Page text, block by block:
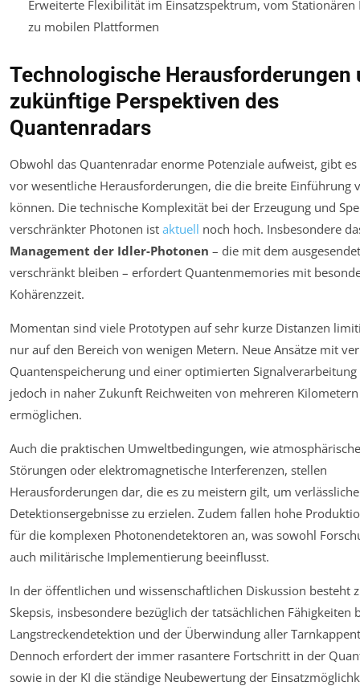
Erweiterte Flexibilität im Einsatzspektrum, vom Stationären
zu mobilen Plattformen
Technologische Herausforderungen
zukünftige Perspektiven des
Quantenradars
Obwohl das Quantenradar enorme Potenziale aufweist, gibt
vor wesentliche Herausforderungen, die die breite Einführung
können. Die technische Komplexität bei der Erzeugung und
verschränkter Photonen ist aktuell noch hoch. Insbesondere
Management der Idler-Photonen – die mit dem
verschränkt bleiben – erfordert Quantenmemories mit
Kohärenzzeit.
Momentan sind viele Prototypen auf sehr kurze Distanzen
nur auf den Bereich von wenigen Metern. Neue Ansätze mit
Quantenspeicherung und einer optimierten Signalverarbeitung
jedoch in naher Zukunft Reichweiten von mehreren Kilometern
ermöglichen.
Auch die praktischen Umweltbedingungen, wie atmosphärische
Störungen oder elektromagnetische Interferenzen, stellen
Herausforderungen dar, die es zu meistern gilt, um verlässliche
Detektionsergebnisse zu erzielen. Zudem fallen hohe
für die komplexen Photonendetektoren an, was sowohl
auch militärische Implementierung beeinflusst.
In der öffentlichen und wissenschaftlichen Diskussion besteht
Skepsis, insbesondere bezüglich der tatsächlichen Fähigkeiten
Langstreckendetektion und der Überwindung aller
Dennoch erfordert der immer rasantere Fortschritt in der
sowie in der KI die ständige Neubewertung der